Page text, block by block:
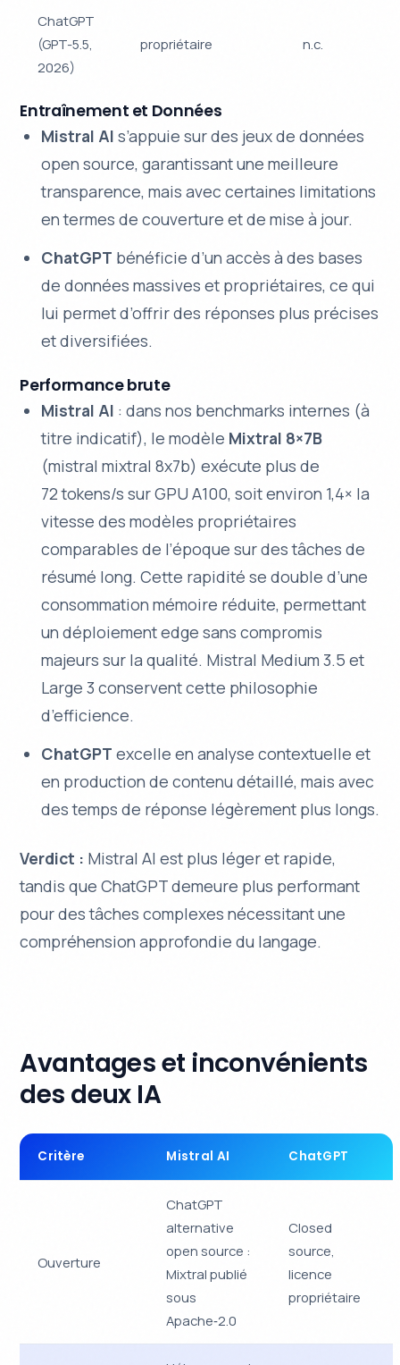
ChatGPT
(GPT-5.5,
2026)
propriétaire n.c.
Entraînement et Données
Mistral AI s’appuie sur des jeux de données
open source, garantissant une meilleure
transparence, mais avec certaines limitations
en termes de couverture et de mise à jour.
ChatGPT bénéficie d’un accès à des bases
de données massives et propriétaires, ce qui
lui permet d’offrir des réponses plus précises
et diversifiées.
Performance brute
Mistral AI : dans nos benchmarks internes (à
titre indicatif), le modèle Mixtral 8×7B
(mistral mixtral 8x7b) exécute plus de
72 tokens/s sur GPU A100, soit environ 1,4× la
vitesse des modèles propriétaires
comparables de l’époque sur des tâches de
résumé long. Cette rapidité se double d’une
consommation mémoire réduite, permettant
un déploiement edge sans compromis
majeurs sur la qualité. Mistral Medium 3.5 et
Large 3 conservent cette philosophie
d’efficience.
ChatGPT excelle en analyse contextuelle et
en production de contenu détaillé, mais avec
des temps de réponse légèrement plus longs.
Verdict : Mistral AI est plus léger et rapide,
tandis que ChatGPT demeure plus performant
pour des tâches complexes nécessitant une
compréhension approfondie du langage.
Avantages et inconvénients
des deux IA
Critère Mistral AI ChatGPT
Ouverture
ChatGPT
alternative
open source :
Mixtral publié
sous
Apache‑2.0
Closed
source,
licence
propriétaire